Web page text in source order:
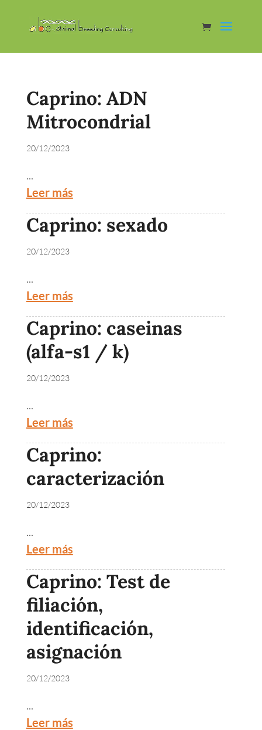
Caprino: ADN
Mitrocondrial
20/12/2023
...
Leer más
Caprino: sexado
20/12/2023
...
Leer más
Caprino: caseinas
(alfa-s1 / k)
20/12/2023
...
Leer más
Caprino:
caracterización
20/12/2023
...
Leer más
Caprino: Test de
filiación,
identificación,
asignación
20/12/2023
...
Leer más